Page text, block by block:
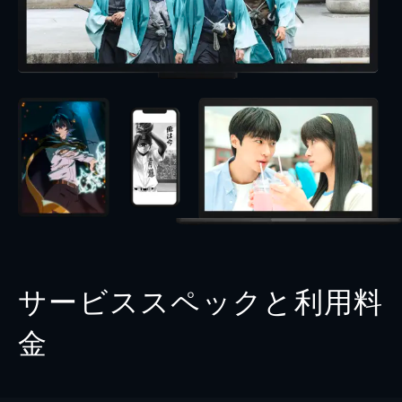
サービススペックと利用料
金